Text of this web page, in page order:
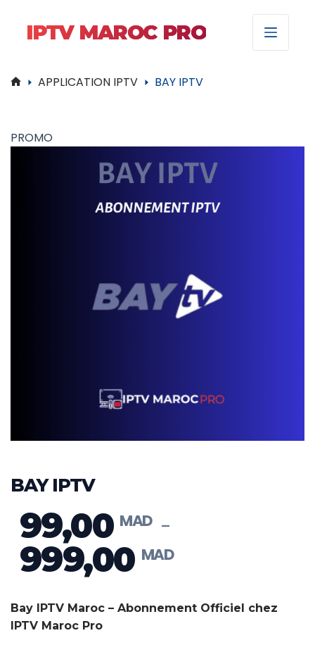
IPTV MAROC PRO
APPLICATION IPTV BAY IPTV
PROMO
BAY IPTV
99,00 –
999,00
Plage
MAD 99,00
Bay IPTV Maroc – Abonnement Officiel chez
IPTV Maroc Pro